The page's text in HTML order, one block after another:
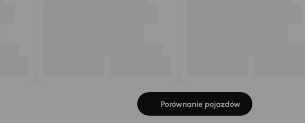
Porównanie pojazdów